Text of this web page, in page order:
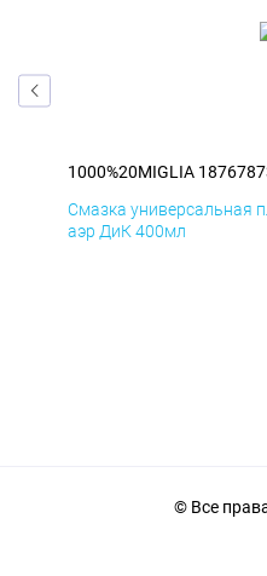
1000%20MIGLIA
Смазка универсальная
аэр ДиК 400мл
© Все